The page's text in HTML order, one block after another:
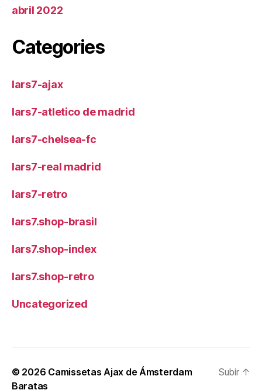
abril 2022
Categories
lars7-ajax
lars7-atletico de madrid
lars7-chelsea-fc
lars7-real madrid
lars7-retro
lars7.shop-brasil
lars7.shop-index
lars7.shop-retro
Uncategorized
© 2026 Camissetas Ajax de Ámsterdam
Baratas
Subir ↑